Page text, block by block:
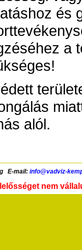
és
a
alól.
E-mail: info@vadviz-
nem